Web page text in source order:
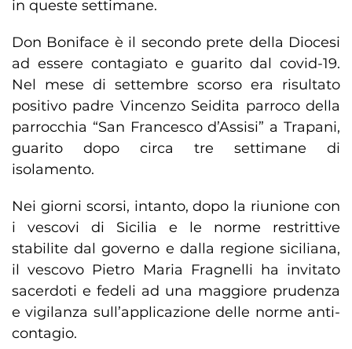
in queste settimane.
Don Boniface è il secondo prete della Diocesi
ad essere contagiato e guarito dal covid-19.
Nel mese di settembre scorso era risultato
positivo padre Vincenzo Seidita parroco della
parrocchia “San Francesco d’Assisi” a Trapani,
guarito dopo circa tre settimane di
isolamento.
Nei giorni scorsi, intanto, dopo la riunione con
i vescovi di Sicilia e le norme restrittive
stabilite dal governo e dalla regione siciliana,
il vescovo Pietro Maria Fragnelli ha invitato
sacerdoti e fedeli ad una maggiore prudenza
e vigilanza sull’applicazione delle norme anti-
contagio.